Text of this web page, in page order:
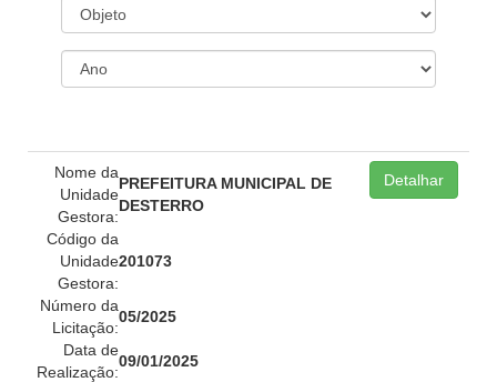
Nome da
Unidade
Gestora:
PREFEITURA MUNICIPAL DE
DESTERRO
Código da
Unidade
Gestora:
201073
Número da
Licitação:
05/2025
Data de
Realização:
09/01/2025
Detalhar